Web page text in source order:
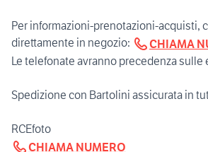
Per informazioni-prenotazioni-acquisti,
direttamente in negozio:
CHIAMA
Le telefonate avranno precedenza sulle
Spedizione con Bartolini assicurata in
CHIAMA NUMERO